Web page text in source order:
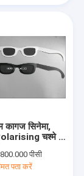
कागज सिनेमा,
चश्मे के
पीसी
पता करें